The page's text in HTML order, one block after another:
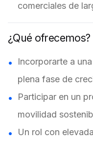
comerciales de
¿Qué ofrecemos?
Incorporarte a
plena fase de
Participar en un
movilidad
Un rol con